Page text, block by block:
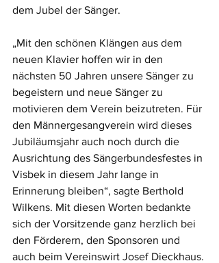
dem Jubel der Sänger.
„Mit den schönen Klängen aus dem
neuen Klavier hoffen wir in den
nächsten 50 Jahren unsere Sänger zu
begeistern und neue Sänger zu
motivieren dem Verein beizutreten. Für
den Männergesangverein wird dieses
Jubiläumsjahr auch noch durch die
Ausrichtung des Sängerbundesfestes in
Visbek in diesem Jahr lange in
Erinnerung bleiben“, sagte Berthold
Wilkens. Mit diesen Worten bedankte
sich der Vorsitzende ganz herzlich bei
den Förderern, den Sponsoren und
auch beim Vereinswirt Josef Dieckhaus.